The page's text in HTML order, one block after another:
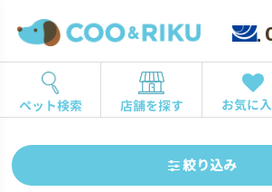
ペット検索 店舗を探す お気に
絞り込み